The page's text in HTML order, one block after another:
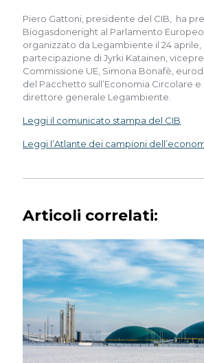
Piero Gattoni, presidente del CIB, ha
Biogasdoneright al Parlamento
organizzato da Legambiente il 24 aprile,
partecipazione di Jyrki Katainen,
Commissione UE, Simona Bonafè,
del Pacchetto sull’Economia Circolare e
direttore generale Legambiente.
Leggi il comunicato stampa del CIB
Leggi l’Atlante dei campioni
Articoli correlati: